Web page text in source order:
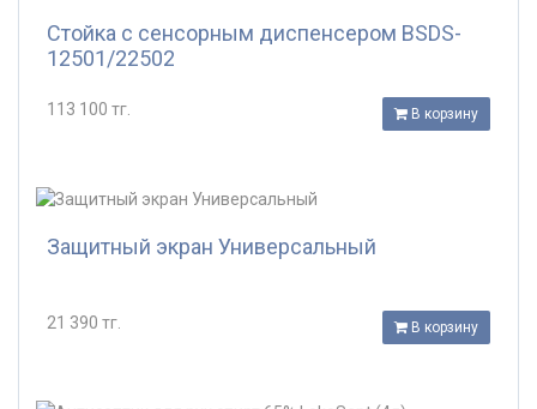
Стойка с сенсорным диспенсером BSDS-
12501/22502
В корзину
113 100 тг.
Защитный экран Универсальный
В корзину
21 390 тг.